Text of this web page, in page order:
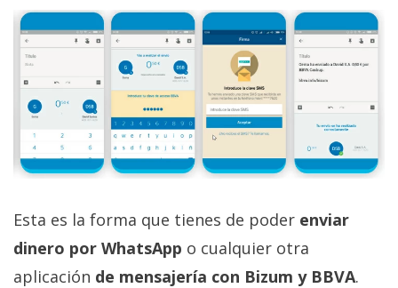
Esta es la forma que tienes de poder enviar
dinero por WhatsApp o cualquier otra
aplicación de mensajería con Bizum y BBVA.